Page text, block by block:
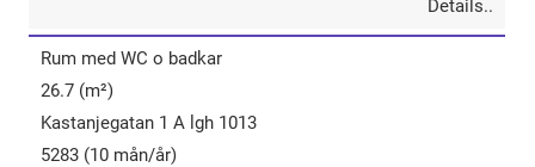
Details..
Rum​ ​med​ ​WC​ ​o ​badkar
26.7 (m²)
Kastanjegatan 1 A lgh 1013
5283 (10 mån/år)